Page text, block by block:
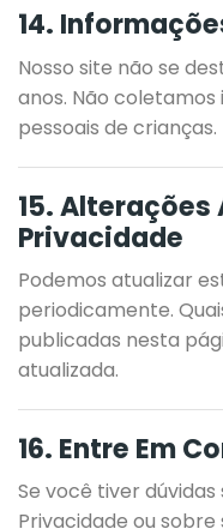
14.
Nosso site não se
anos. Não
pessoais de crianças.
15. Alterações
Privacidade
Podemos atualizar
periodicamente.
publicadas nesta
atualizada.
16. Entre Em
Se você tiver
Privacidade ou